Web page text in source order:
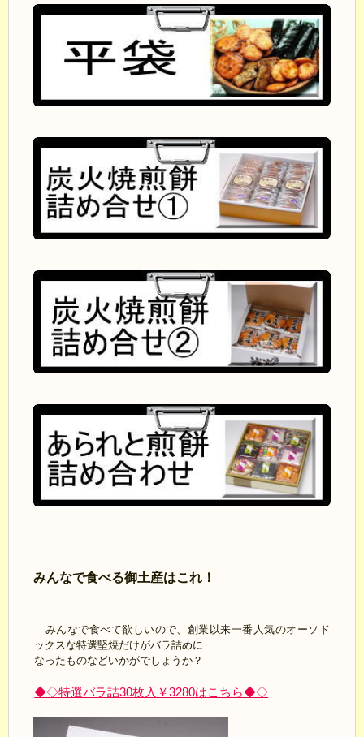
みんなで食べる御土産はこれ！
みんなで食べて欲しいので、創業以来一番人気のオーソド
ックスな特選堅焼だけがバラ詰めに
なったものなどいかがでしょうか？
◆◇特選バラ詰30枚入￥3280はこちら◆◇